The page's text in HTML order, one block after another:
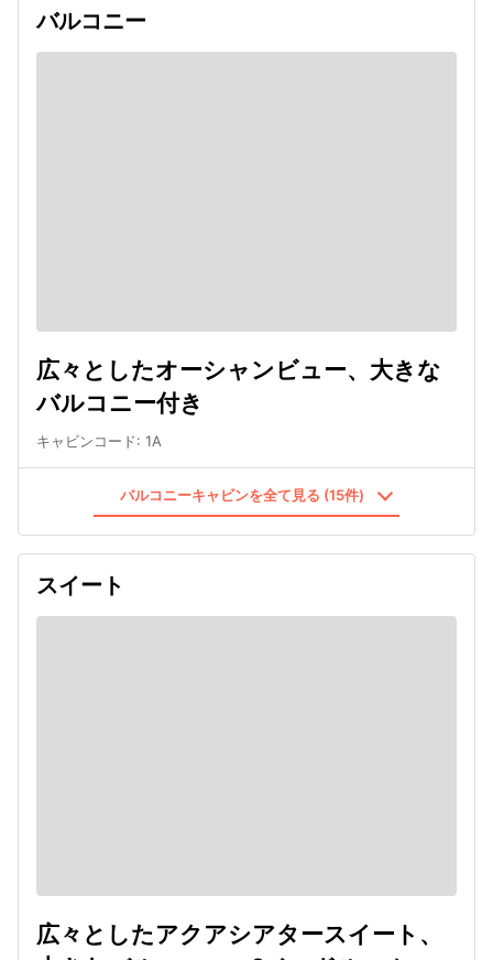
バルコニー
広々としたオーシャンビュー、大きな
バルコニー付き
キャビンコード: 1A
バルコニーキャビンを全て見る (15件)
スイート
広々としたアクアシアタースイート、